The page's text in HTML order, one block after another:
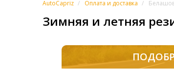
AutoCapriz Оплата и доставка
Зимняя и летняя